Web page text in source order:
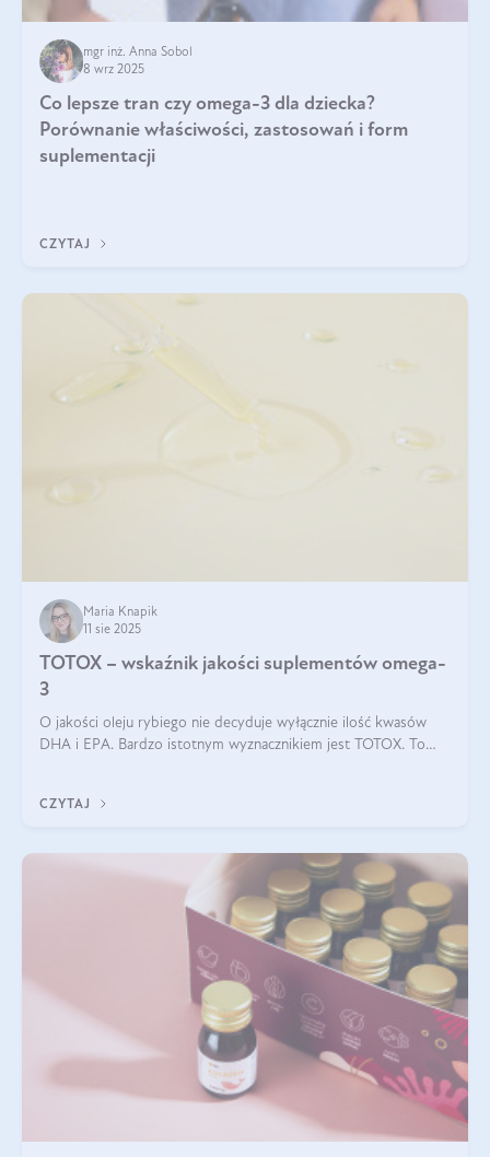
mgr inż. Anna Sobol
8 wrz 2025
Co lepsze tran czy omega-3 dla dziecka?
Porównanie właściwości, zastosowań i form
suplementacji
CZYTAJ
Maria Knapik
11 sie 2025
TOTOX – wskaźnik jakości suplementów omega-
3
O jakości oleju rybiego nie decyduje wyłącznie ilość kwasów
DHA i EPA. Bardzo istotnym wyznacznikiem jest TOTOX. To
CZYTAJ